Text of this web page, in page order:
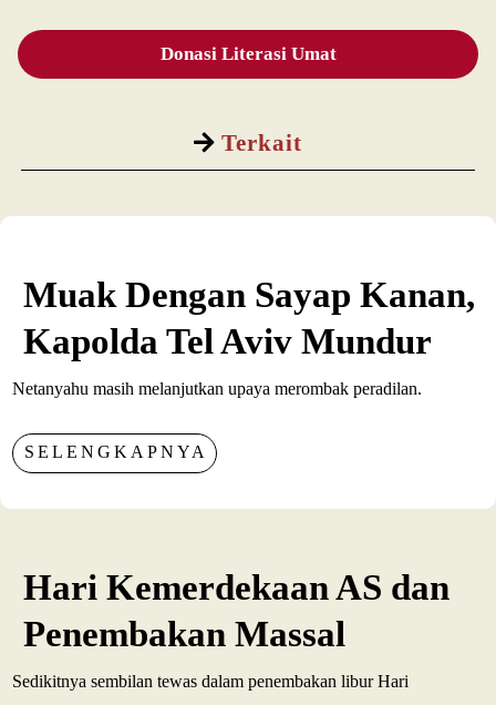
Terkait
Donasi Literasi Umat
Muak Dengan Sayap Kanan,
Kapolda Tel Aviv Mundur
Netanyahu masih melanjutkan upaya merombak peradilan.
SELENGKAPNYA
Hari Kemerdekaan AS dan
Penembakan Massal
Sedikitnya sembilan tewas dalam penembakan libur Hari